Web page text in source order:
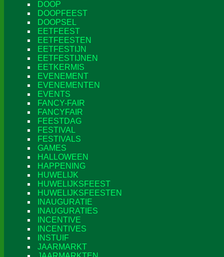
DOOP
DOOPFEEST
DOOPSEL
EETFEEST
EETFEESTEN
EETFESTIJN
EETFESTIJNEN
EETKERMIS
EVENEMENT
EVENEMENTEN
EVENTS
FANCY-FAIR
FANCYFAIR
FEESTDAG
FESTIVAL
FESTIVALS
GAMES
HALLOWEEN
HAPPENING
HUWELIJK
HUWELIJKSFEEST
HUWELIJKSFEESTEN
INAUGURATIE
INAUGURATIES
INCENTIVE
INCENTIVES
INSTUIF
JAARMARKT